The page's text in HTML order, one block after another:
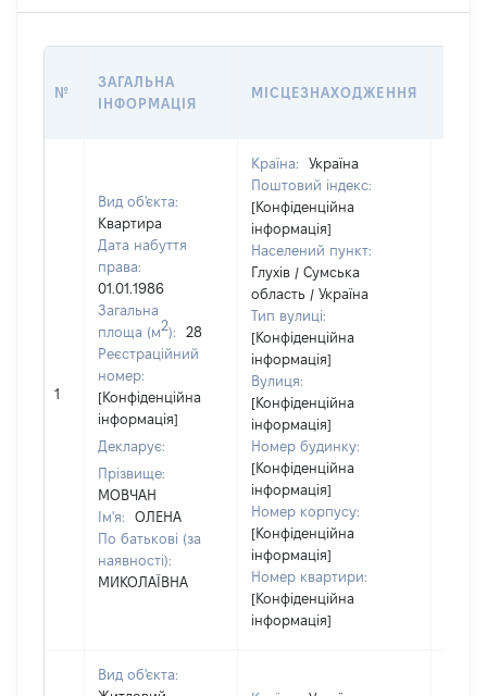
№
ЗАГАЛЬНА
ІНФОРМАЦІЯ
МІСЦЕЗНАХОДЖЕННЯ
1
Вид об'єкта:
Квартира
Дата набуття
права:
01.01.1986
Загальна
площа (м2):
28
Реєстраційний
номер:
[Конфіденційна
інформація]
Декларує:
Прізвище:
МОВЧАН
Ім'я:
ОЛЕНА
По батькові (за
наявності):
МИКОЛАЇВНА
Країна:
Україна
Поштовий індекс:
[Конфіденційна
інформація]
Населений пункт:
Глухів / Сумська
область / Україна
Тип вулиці:
[Конфіденційна
інформація]
Вулиця:
[Конфіденційна
інформація]
Номер будинку:
[Конфіденційна
інформація]
Номер корпусу:
[Конфіденційна
інформація]
Номер квартири:
[Конфіденційна
інформація]
Вид об'єкта: